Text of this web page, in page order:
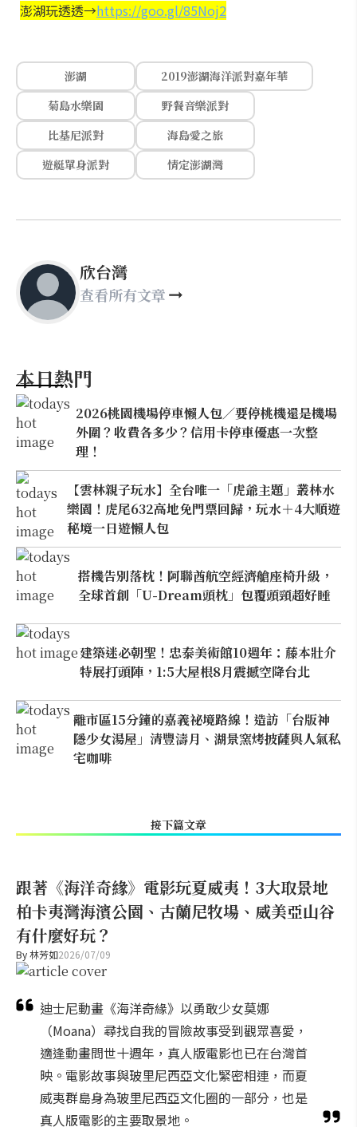
澎湖玩透透→https://goo.gl/85Noj2
澎湖
2019澎湖海洋派對嘉年華
菊島水樂園
野餐音樂派對
比基尼派對
海島愛之旅
遊艇單身派對
情定澎湖灣
欣台灣
查看所有文章
本日熱門
2026桃園機場停車懶人包／要停桃機還是機場
外圍？收費各多少？信用卡停車優惠一次整
理！
【雲林親子玩水】全台唯一「虎爺主題」叢林水
樂園！虎尾632高地免門票回歸，玩水＋4大順遊
秘境一日遊懶人包
搭機告別落枕！阿聯酋航空經濟艙座椅升級，
全球首創「U-Dream頭枕」包覆頭頸超好睡
建築迷必朝聖！忠泰美術館10週年：藤本壯介
特展打頭陣，1:5大屋根8月震撼空降台北
離市區15分鐘的嘉義祕境路線！造訪「台版神
隱少女湯屋」清豐濤月、湖景窯烤披薩與人氣私
宅咖啡
接下篇文章
跟著《海洋奇緣》電影玩夏威夷！3大取景地
柏卡夷灣海濱公園、古蘭尼牧場、威美亞山谷
有什麼好玩？
By林芳如2026/07/09
迪士尼動畫《海洋奇緣》以勇敢少女莫娜
（Moana）尋找自我的冒險故事受到觀眾喜愛，
適逢動畫問世十週年，真人版電影也已在台灣首
映。電影故事與玻里尼西亞文化緊密相連，而夏
威夷群島身為玻里尼西亞文化圈的一部分，也是
真人版電影的主要取景地。